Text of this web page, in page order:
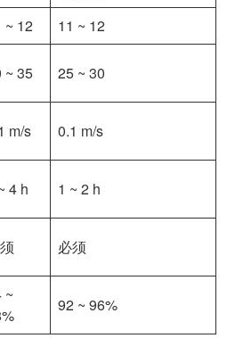
~ 12
11 ~ 12
~ 35 25 ~ 30
m/s 0.1 m/s
4 h 1 ~ 2 h
必须
~
92 ~ 96%